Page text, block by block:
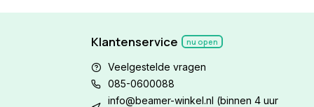
Klantenservice nu open
Veelgestelde vragen
085-0600088
info@beamer-winkel.nl (binnen 4 uur